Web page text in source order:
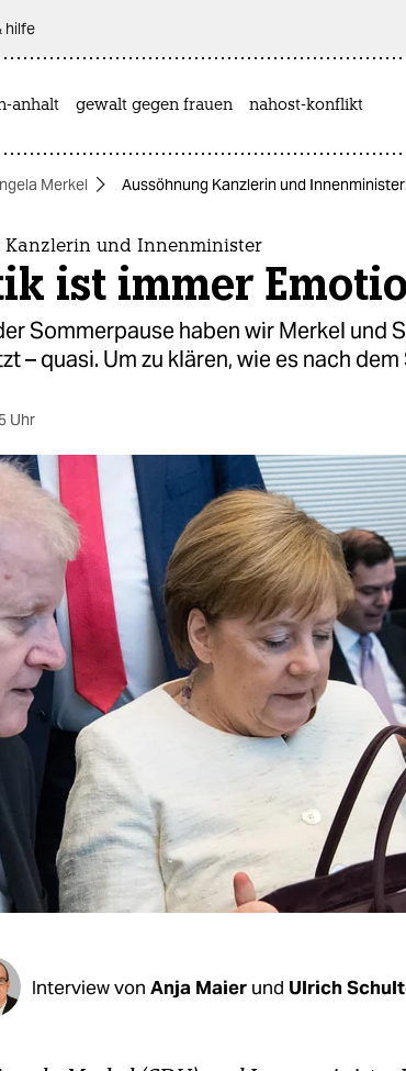
hilfe
anhalt gewalt gegen frauen nahost-konflikt
Merkel Aussöhnung Kanzlerin und
Kanzlerin und Innenminister
ist immer
Sommerpause haben wir Merkel und
– quasi. Um zu klären, wie es nach
Uhr
Interview von Anja Maier und Ulrich